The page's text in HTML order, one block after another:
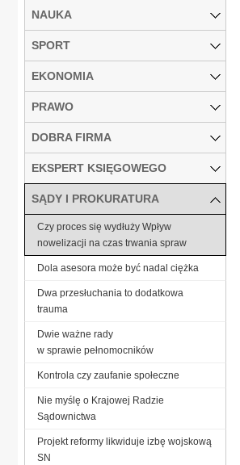
NAUKA
SPORT
EKONOMIA
PRAWO
DOBRA FIRMA
EKSPERT KSIĘGOWEGO
SĄDY I PROKURATURA
Czy proces się wydłuży Wpływ
nowelizacji na czas trwania spraw
Dola asesora może być nadal ciężka
Dwa przesłuchania to dodatkowa
trauma
Dwie ważne rady
w sprawie pełnomocników
Kontrola czy zaufanie społeczne
Nie myślę o Krajowej Radzie
Sądownictwa
Projekt reformy likwiduje izbę wojskową
SN